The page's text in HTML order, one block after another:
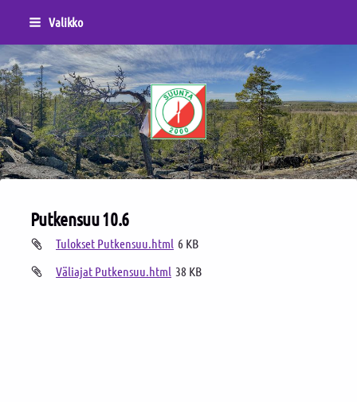
Siirry
sivun
sisältöön
Valikko
Sivuston etusivulle
Putkensuu 10.6
Tulokset Putkensuu.html 6 KB
Väliajat Putkensuu.html 38 KB